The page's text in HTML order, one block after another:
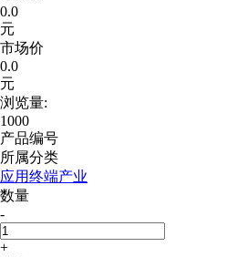
0.0
元
市场价
0.0
元
浏览量:
1000
产品编号
所属分类
应用终端产业
数量
-
+